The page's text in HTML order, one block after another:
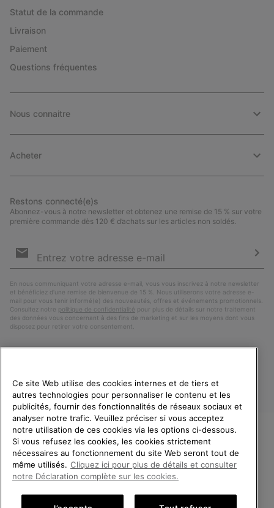
Statut de la commande
Livraison
Paiement
Questions fréquentes
Nous connaitre
Acheter
Restons connecté(e)s
Abonnez-vous à notre newsletter et obtenez une remise de 15 % sur votre
première commande dès 120 € d’achats sur les articles non soldés.
par
En nous communiquant votre adresse e-mail, vous vous inscrivez à notre newsletter
et bénéficiez d’une remise de bienvenue de 15 %. Nous utiliserons votre adresse e-
mail pour vous tenir informé(e) des nouveautés, offres et événements promotionnels.
Consultez notre politique de confidentialité pour plus de détails sur notre traitement
des données vous concernant à des fins de marketing et sur les moyens dont vous
disposez pour retirer votre consentement.
France
©2026 SOREL. Tous droits réservés.
Conditions Générales de Vente Garanties Légales Cookies
BIENVENUE CHEZ SOREL.
VEUILLEZ SÉLECTIONNER
VOTRE PAYS DE LIVRAISON.
Achats en ligne disponibles
Ce site Web utilise des cookies internes et de tiers et
autres technologies pour personnaliser le contenu et les
publicités, fournir des fonctionnalités de réseaux sociaux et
analyser notre trafic. Veuillez préciser si vous acceptez
notre utilisation de ces cookies via les options ci-dessous.
Si vous refusez les cookies, les cookies strictement
nécessaires au fonctionnement du site Web seront tout de
même utilisés. Cliquez ici pour plus de détails et consulter
notre Déclaration complète sur les cookies.